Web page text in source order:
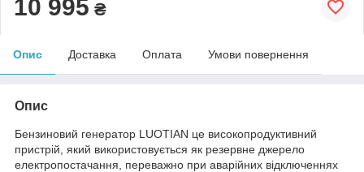
10 995 ₴
Опис Доставка Оплата Умови повернення
Опис
Бензиновий генератор LUOTIAN це високопродуктивний
пристрій, який використовується як резервне джерело
електропостачання, переважно при аварійних відключеннях